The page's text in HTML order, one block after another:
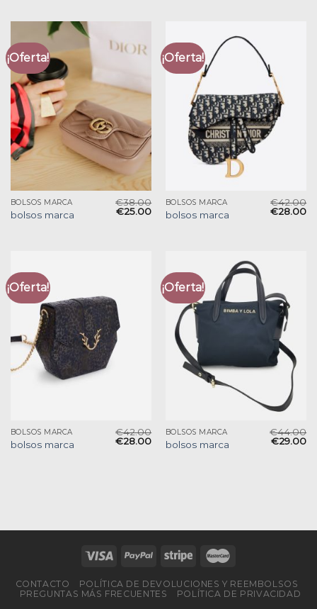
¡Oferta!
BOLSOS MARCA
bolsos marca
€38.00
€25.00
¡Oferta!
BOLSOS MARCA
bolsos marca
€42.00
€28.00
¡Oferta!
BOLSOS MARCA
bolsos marca
€42.00
€28.00
¡Oferta!
BOLSOS MARCA
bolsos marca
€44.00
€29.00
CONTACTO
POLÍTICA DE DEVOLUCIONES Y REEMBOLSOS
PREGUNTAS MÁS FRECUENTES
POLÍTICA DE PRIVACIDAD